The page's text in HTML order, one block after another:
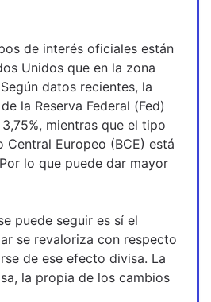
de interés oficiales están
Unidos que en la zona
datos recientes, la
la Reserva Federal (Fed)
mientras que el tipo
Central Europeo (BCE) está
lo que puede dar mayor
puede seguir es sí el
se revaloriza con respecto
de ese efecto divisa. La
la propia de los cambios